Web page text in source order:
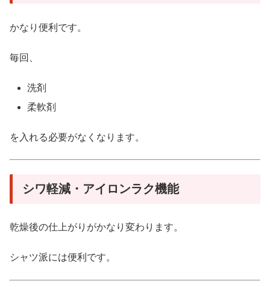
かなり便利です。
毎回、
洗剤
柔軟剤
を入れる必要がなくなります。
シワ軽減・アイロンラク機能
乾燥後の仕上がりがかなり変わります。
シャツ派には便利です。